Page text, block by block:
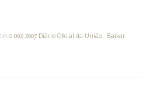
002-2007 Diário Oficial da União Baixar